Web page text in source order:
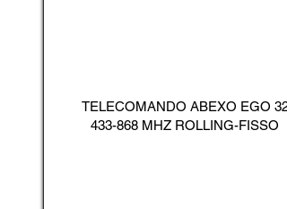
TELECOMANDO ABEXO EGO 32
433-868 MHZ ROLLING-FISSO